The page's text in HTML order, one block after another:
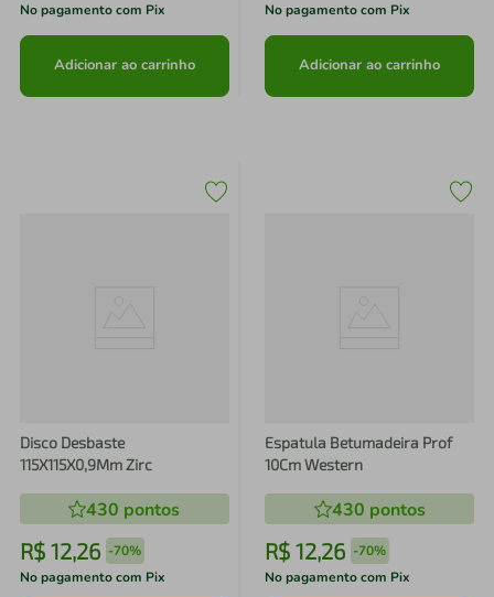
No pagamento com Pix
Adicionar ao carrinho
No pagamento com Pix
Adicionar ao carrinho
Disco Desbaste
115X115X0,9Mm Zirc
430 pontos
R$ 12,26 -70%
No pagamento com Pix
Espatula Betumadeira Prof
10Cm Western
430 pontos
R$ 12,26 -70%
No pagamento com Pix